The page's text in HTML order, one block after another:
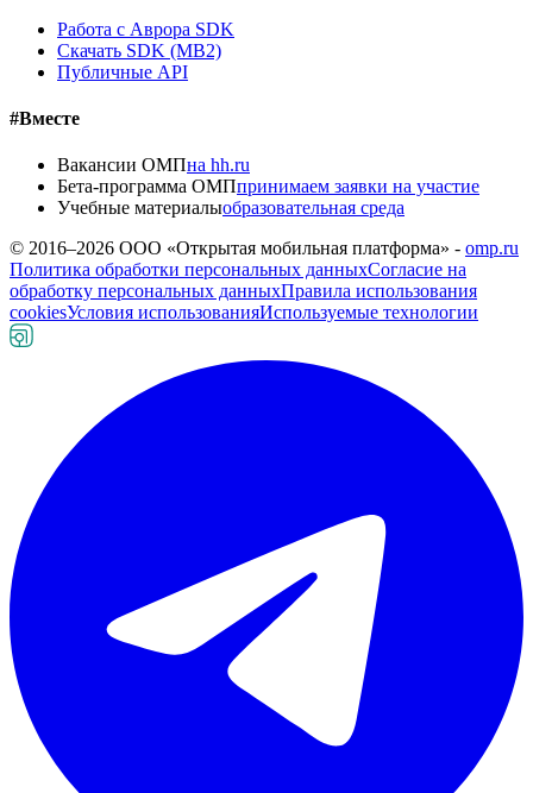
Работа с Аврора SDK
Скачать SDK (MB2)
Публичные API
#Вместе
Вакансии ОМПна hh.ru
Бета-программа ОМПпринимаем заявки на участие
Учебные материалыобразовательная среда
© 2016–2026 ООО «Открытая мобильная платформа» - omp.ru
Политика обработки персональных данныхСогласие на
обработку персональных данныхПравила использования
cookiesУсловия использованияИспользуемые технологии